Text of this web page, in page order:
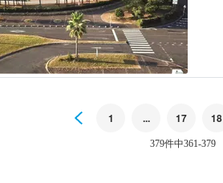
Previous
1 ... 17 18
379件中361-379